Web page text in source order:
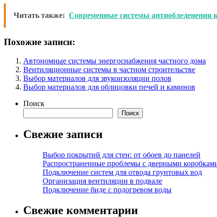
Читать также: Современные системы антиобледенения
Похожие записи:
Автономные системы энергоснабжения частного дома
Вентиляционные системы в частном строительстве
Выбор материалов для звукоизоляции полов
Выбор материалов для облицовки печей и каминов
Поиск
Поиск
Свежие записи
Выбор покрытий для стен: от обоев до панелей
Распространенные проблемы с дверными
Подключение систем для отвода грунтовых вод
Организация вентиляции в подвале
Подключение биде с подогревом воды
Свежие комментарии